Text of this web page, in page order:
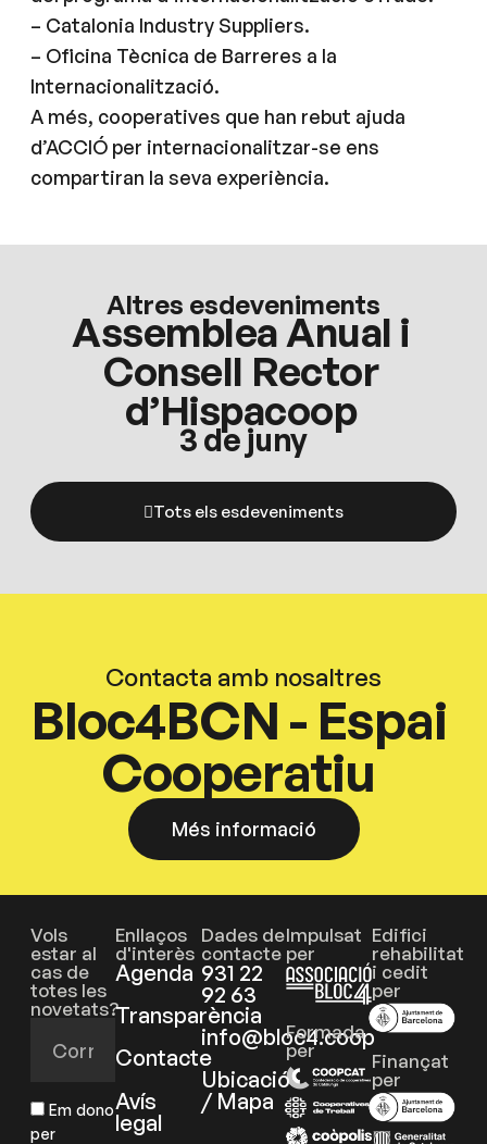
– Catalonia Industry Suppliers.
– Oficina Tècnica de Barreres a la
Internacionalització.
A més, cooperatives que han rebut ajuda
d’ACCIÓ per internacionalitzar-se ens
compartiran la seva experiència.
Altres esdeveniments
Assemblea Anual i
Consell Rector
d’Hispacoop
3 de juny
Tots els esdeveniments
Contacta amb nosaltres
Bloc4BCN - Espai
Cooperatiu
Més informació
Vols
estar al
cas de
totes les
novetats?
Em dono
per
Enllaços
d'interès
Agenda
Transparència
Contacte
Avís
legal
Dades de
contacte
931 22
92 63
info@bloc4.coop
Ubicació
/ Mapa
Impulsat
per
Formada
per
Edifici
rehabilitat
i cedit
per
Finançat
per